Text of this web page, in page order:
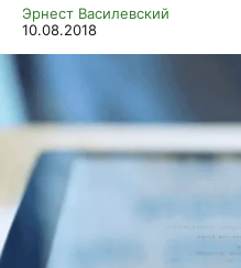
Эрнест Василевский
10.08.2018